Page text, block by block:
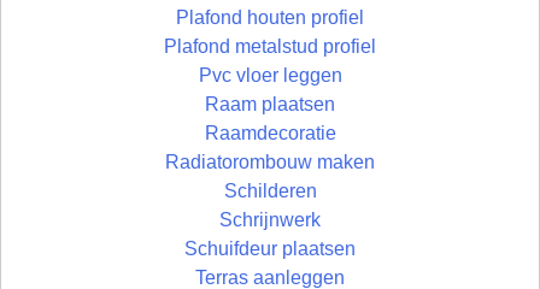
Plafond houten profiel
Plafond metalstud profiel
Pvc vloer leggen
Raam plaatsen
Raamdecoratie
Radiatorombouw maken
Schilderen
Schrijnwerk
Schuifdeur plaatsen
Terras aanleggen